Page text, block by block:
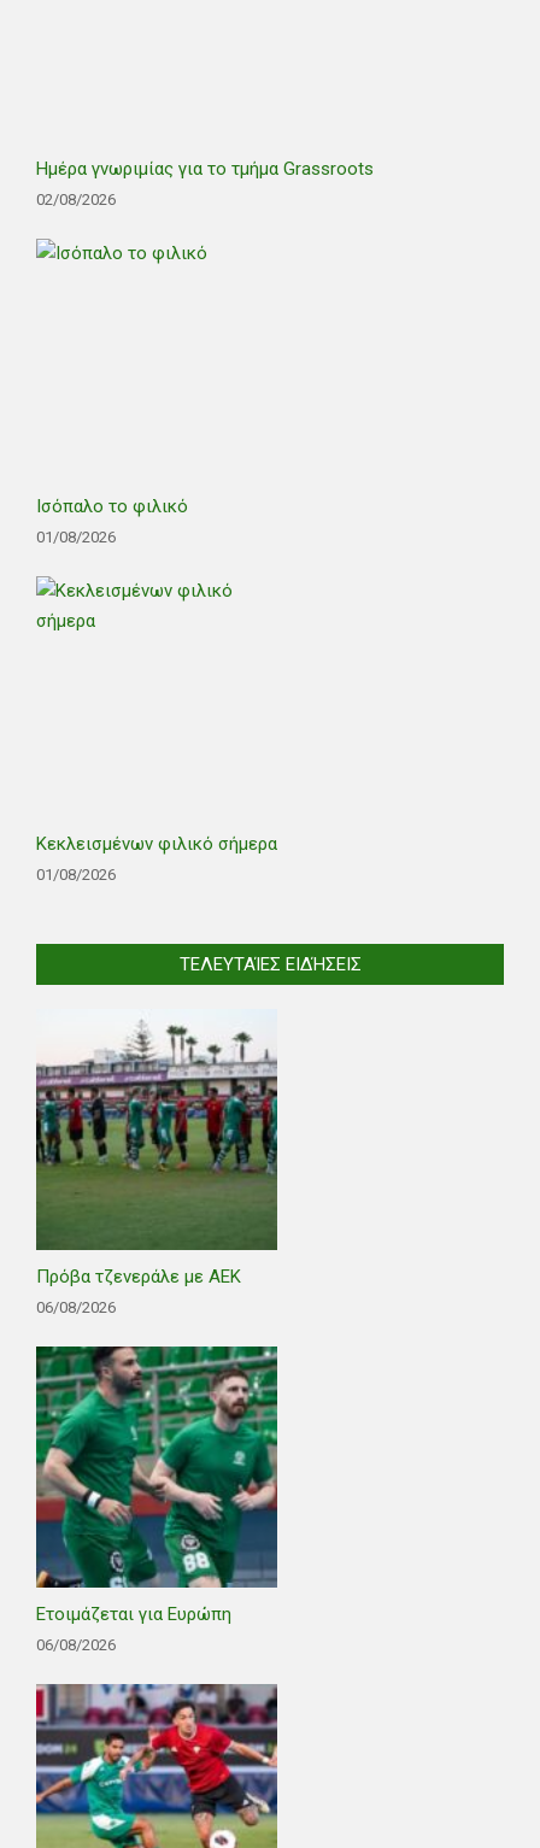
Ημέρα γνωριμίας για το τμήμα Grassroots
02/08/2026
Ισόπαλο το φιλικό
01/08/2026
Κεκλεισμένων φιλικό σήμερα
01/08/2026
ΤΕΛΕΥΤΑΊΕΣ ΕΙΔΉΣΕΙΣ
Πρόβα τζενεράλε με ΑΕΚ
06/08/2026
Ετοιμάζεται για Ευρώπη
06/08/2026